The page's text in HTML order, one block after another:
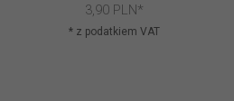
3,90 PLN*
* z podatkiem VAT